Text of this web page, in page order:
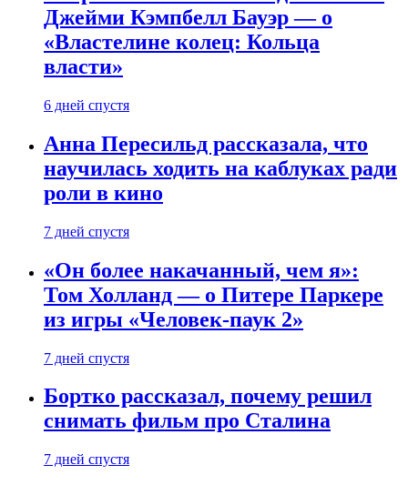
Джейми Кэмпбелл Бауэр — о
«Властелине колец: Кольца
власти»
6 дней спустя
Анна Пересильд рассказала, что
научилась ходить на каблуках ради
роли в кино
7 дней спустя
«Он более накачанный, чем я»:
Том Холланд — о Питере Паркере
из игры «Человек-паук 2»
7 дней спустя
Бортко рассказал, почему решил
снимать фильм про Сталина
7 дней спустя